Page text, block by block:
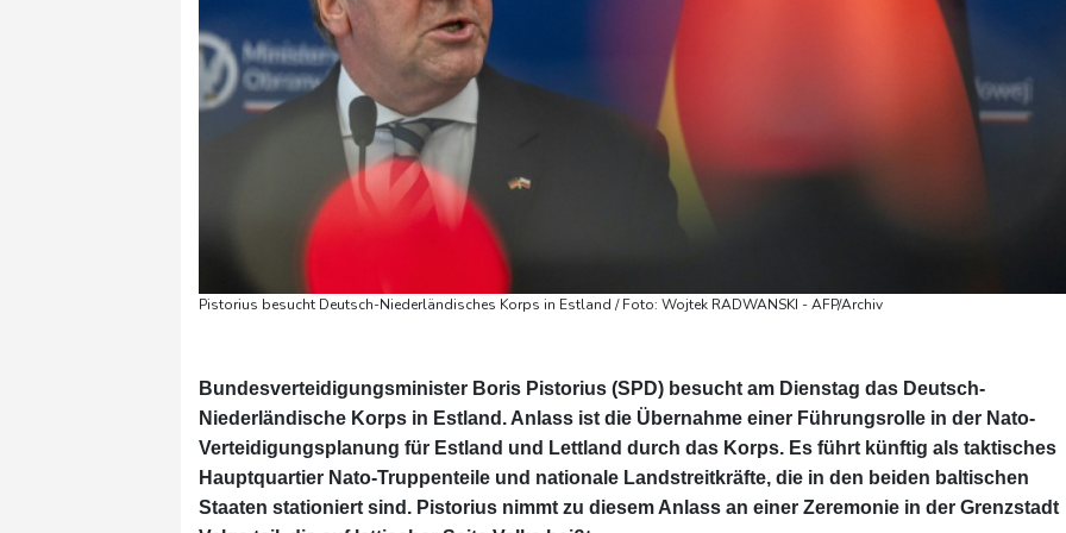
Pistorius besucht Deutsch-Niederländisches Korps in Estland / Foto: Wojtek RADWANSKI - AFP/Archiv
Bundesverteidigungsminister Boris Pistorius (SPD) besucht am Dienstag das Deutsch-
Niederländische Korps in Estland. Anlass ist die Übernahme einer Führungsrolle in der Nato-
Verteidigungsplanung für Estland und Lettland durch das Korps. Es führt künftig als taktisches
Hauptquartier Nato-Truppenteile und nationale Landstreitkräfte, die in den beiden baltischen
Staaten stationiert sind. Pistorius nimmt zu diesem Anlass an einer Zeremonie in der Grenzstadt